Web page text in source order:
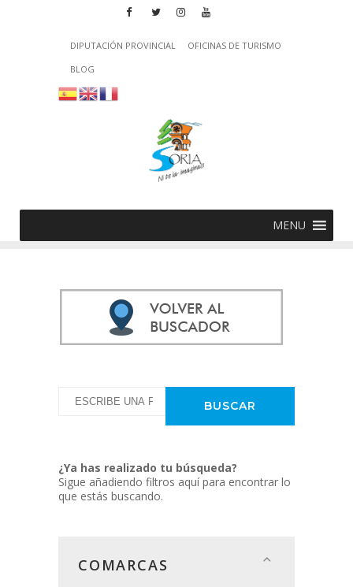
DIPUTACIÓN PROVINCIAL
OFICINAS DE TURISMO
BLOG
MENU
¿Ya has realizado tu búsqueda?
Sigue añadiendo filtros aquí para encontrar lo
que estás buscando.
COMARCAS